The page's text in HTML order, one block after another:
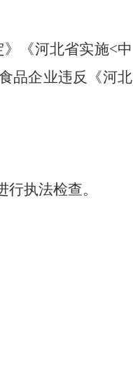
《河北省实施<中
品企业违反《河北
执法检查。